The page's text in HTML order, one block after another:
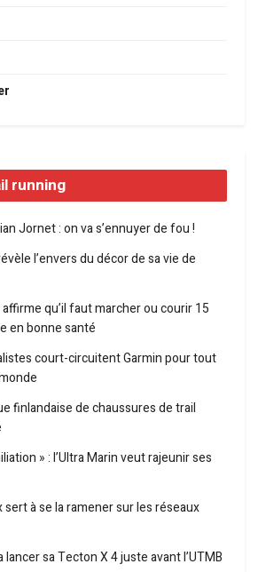
running
Jornet : on va s’ennuyer de fou !
l’envers du décor de sa vie de
qu’il faut marcher ou courir 15
en bonne santé
court-circuitent Garmin pour tout
finlandaise de chaussures de trail
» : l’Ultra Marin veut rajeunir ses
sert à se la ramener sur les réseaux
lancer sa Tecton X 4 juste avant l’UTMB